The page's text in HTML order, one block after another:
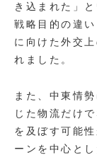
き込まれた」
戦略目的の違
に向けた外交
れました。
また、中東情
じた物流だけ
を及ぼす可能
ーンを中心と